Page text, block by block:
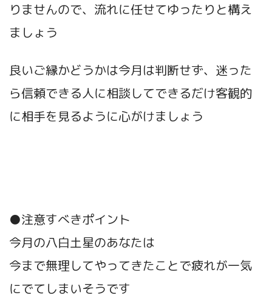
りませんので、流れに任せてゆったりと構え
ましょう
良いご縁かどうかは今月は判断せず、迷った
ら信頼できる人に相談してできるだけ客観的
に相手を見るように心がけましょう
●注意すべきポイント
今月の八白土星のあなたは
今まで無理してやってきたことで疲れが一気
にでてしまいそうです